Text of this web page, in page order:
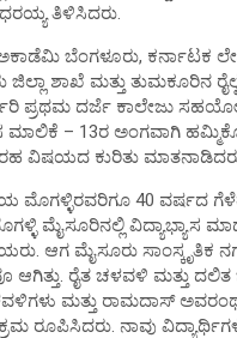
ತಿಳಿಸಿದರು.
ಅಕಾಡೆಮಿ ಬೆಂಗಳೂರು, ಕರ್ನಾಟಕ
ಶಾಖೆ ಮತ್ತು ತುಮಕೂರಿನ
ಪ್ರಥಮ ದರ್ಜೆ ಕಾಲೇಜು
– 13ರ ಅಂಗವಾಗಿ
ವಿಷಯದ ಕುರಿತು
ಮೊಗಳ್ಳಿರವರಿಗೂ 40 ವರ್ಷದ
ಮೈಸೂರಿನಲ್ಲಿ ವಿದ್ಯಾಭ್ಯಾಸ
ಆಗ ಮೈಸೂರು ಸಾಂಸ್ಕೃತಿಕ
ಆಗಿತ್ತು. ರೈತ ಚಳವಳಿ ಮತ್ತು
ಮತ್ತು ರಾಮದಾಸ್ ಅವರಂಥ
ರೂಪಿಸಿದರು. ನಾವು